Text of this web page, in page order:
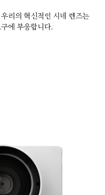
리의 혁신적인 시네 렌즈는
에 부응합니다.